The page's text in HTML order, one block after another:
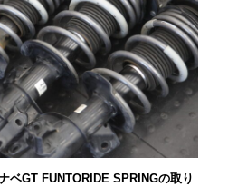
ベGT FUNTORIDE SPRINGの取り